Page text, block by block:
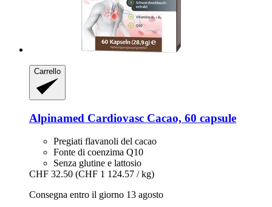
Carrello
Alpinamed Cardiovasc Cacao, 60 capsule
Pregiati flavanoli del cacao
Fonte di coenzima Q10
Senza glutine e lattosio
CHF 32.50 (CHF 1 124.57 / kg)
Consegna entro il giorno 13 agosto